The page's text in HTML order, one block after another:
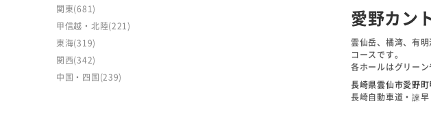
関東(681)
甲信越・北陸(221)
東海(319)
関西(342)
中国・四国 (239)
愛野カン
雲仙岳、橘湾、有
コースです。
各ホールはグリー
距離は長めで、フ
レートホールが少
長崎県雲仙市愛野
長崎自動車道・諫